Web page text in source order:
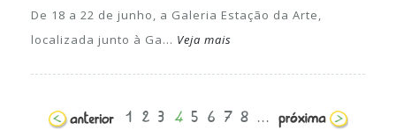
De 18 a 22 de junho, a Galeria Estação da Arte,
localizada junto à Ga... Veja mais
1 2 3 4 5 6 7 8 ...